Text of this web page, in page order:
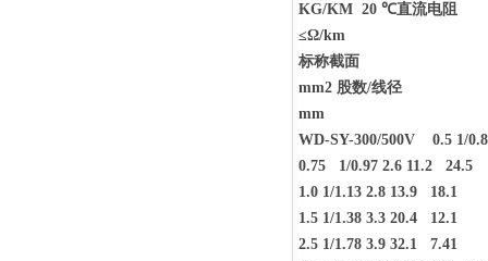
KG/KM 20 ℃直流电阻
≤Ω/km
标称截面
mm2 股数/线径
mm
WD-SY-300/500V 0.5 1/
0.75 1/0.97 2.6 11.2 24.5
1.0 1/1.13 2.8 13.9 18.1
1.5 1/1.38 3.3 20.4 12.1
2.5 1/1.78 3.9 32.1 7.41